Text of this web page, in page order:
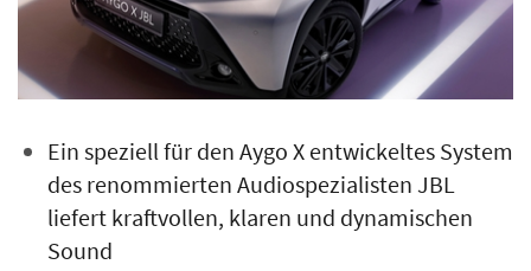
Ein speziell für den Aygo X entwickeltes System
des renommierten Audiospezialisten JBL
liefert kraftvollen, klaren und dynamischen
Sound